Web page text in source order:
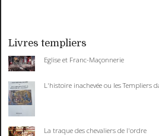
Livres templiers
Eglise et Franc-Maçonnerie
L'histoire inachevée ou les Templiers
La traque des chevaliers de l'ordre